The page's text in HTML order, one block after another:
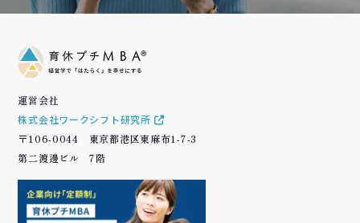
運営会社
株式会社ワークシフト研究所
〒106-0044 東京都港区東麻布1-7-3
第二渡邊ビル 7階